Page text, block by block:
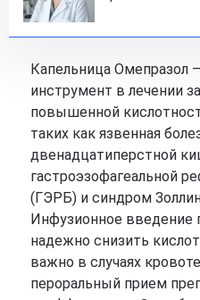
Капельница Омепразол
инструмент в лечении
повышенной
таких как язвенная
двенадцатиперстной
гастроэзофагеальной
(ГЭРБ) и синдром
Инфузионное введение
надежно снизить
важно в случаях
пероральный прием